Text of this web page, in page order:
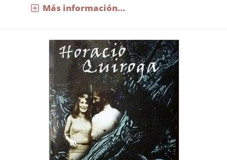
Más información...